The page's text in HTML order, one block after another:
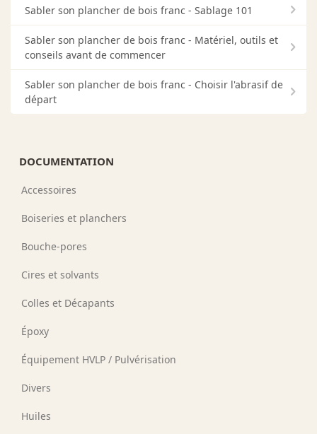
Sabler son plancher de bois franc - Sablage 101
Sabler son plancher de bois franc - Matériel, outils et
conseils avant de commencer
Sabler son plancher de bois franc - Choisir l'abrasif de
départ
DOCUMENTATION
Accessoires
Boiseries et planchers
Bouche-pores
Cires et solvants
Colles et Décapants
Époxy
Équipement HVLP / Pulvérisation
Divers
Huiles